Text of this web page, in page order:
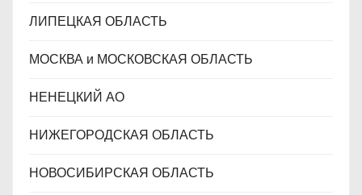
ЛИПЕЦКАЯ ОБЛАСТЬ
МОСКВА и МОСКОВСКАЯ ОБЛАСТЬ
НЕНЕЦКИЙ АО
НИЖЕГОРОДСКАЯ ОБЛАСТЬ
НОВОСИБИРСКАЯ ОБЛАСТЬ